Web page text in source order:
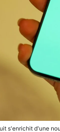
s'enrichit d'une